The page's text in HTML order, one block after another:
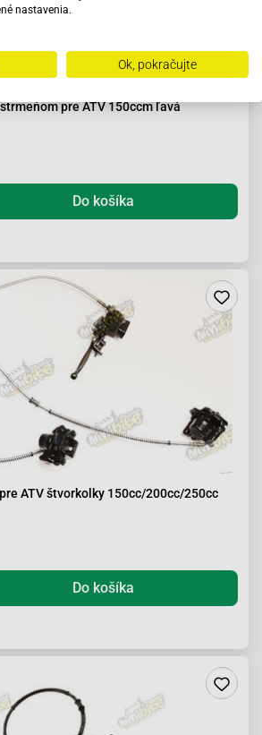
pre ATV 150ccm ľavá
Do košíka
ATV štvorkolky 150cc/200cc/250cc
Do košíka
nastavenia.
Ok, pokračujte